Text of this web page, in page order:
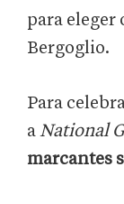
para eleger
Bergoglio.
Para
aNational
marcantes